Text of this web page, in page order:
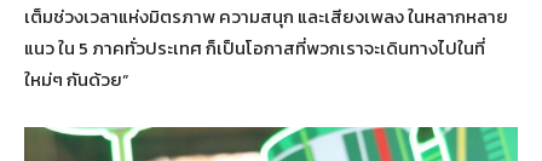
เต็มช่วงเวลาแห่งมิตรภาพ ความสนุก และเสียงเพลง ในหลากหลาย
แนว ใน 5 ภาคทั่วประเทศ ก็เป็นโอกาสที่พวกเราจะเดินทางไปในที่
ใหม่ๆ กันด้วย”